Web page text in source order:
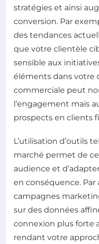
stratégies et ainsi
conversion. Par
des tendances
que votre clientèle
sensible aux
éléments dans votre
commerciale peut
l’engagement mais
prospects en clients
L’utilisation d’outils
marché permet de
audience et
en conséquence. Par
campagnes
sur des données
connexion plus forte
rendant votre